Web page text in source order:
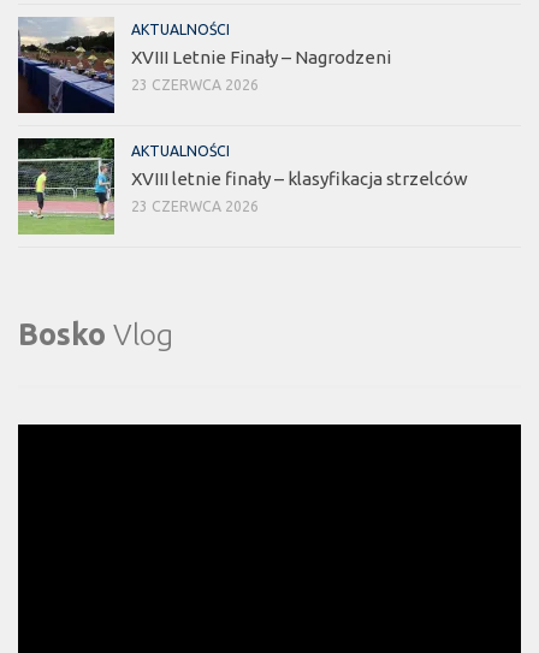
AKTUALNOŚCI
XVIII Letnie Finały – Nagrodzeni
23 CZERWCA 2026
AKTUALNOŚCI
XVIII letnie finały – klasyfikacja strzelców
23 CZERWCA 2026
Bosko Vlog